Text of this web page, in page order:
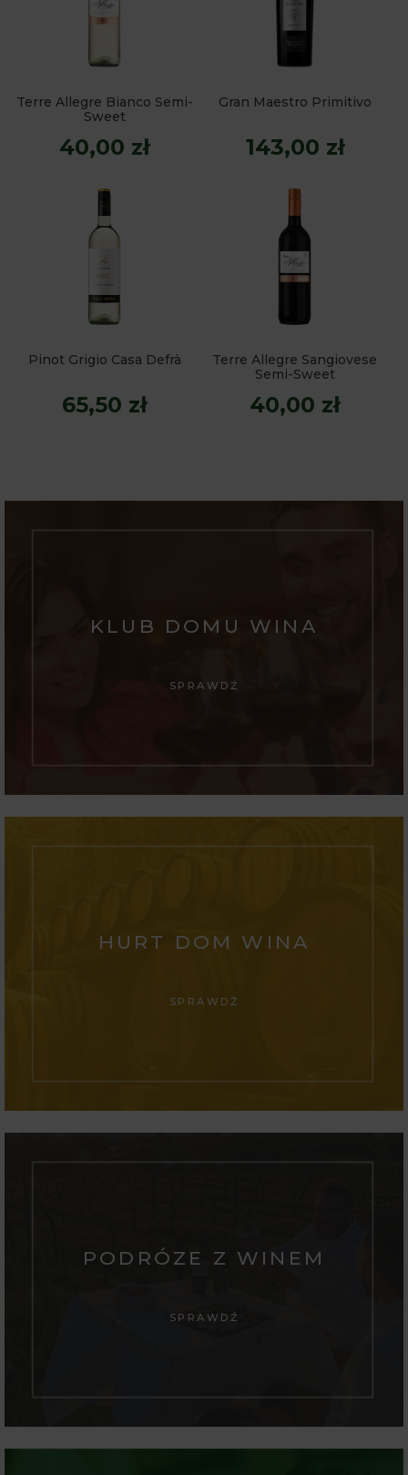
Terre Allegre Bianco Semi-
Sweet
40,00 zł
Gran Maestro Primitivo
143,00 zł
Pinot Grigio Casa Defrà
65,50 zł
Terre Allegre Sangiovese
Semi-Sweet
40,00 zł
KLUB DOMU WINA
SPRAWDŹ
HURT DOM WINA
SPRAWDŹ
PODRÓZE Z WINEM
SPRAWDŹ